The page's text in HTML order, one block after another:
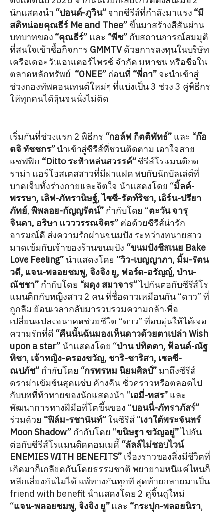
นักแสดงนำ “ปอนด์-ภูวิน” จากซีรีส์ที่กำลังมาแรง “มี
สติหน่อยคุณธีร์ Me and Thee” ขึ้นมาสร้างสีสันผ่าน
บทบาทของ “คุณธีร์” และ “พีช” กับสถานการณ์สมมุติ
ที่สนใจเข้าซื้อกิจการ GMMTVด้วยการลงทุนในบริษัท
เครือเดอะวันเอนเตอร์ไพรซ์ จำกัด มหาชน หรือชื่อใน
ตลาดหลักทรัพย์ “ONEE” ก่อนที่ “พี่ถา” จะนำเข้าสู่
ช่วงกองทัพคอนเทนต์ใหม่ๆ ที่แบ่งเป็น 3 ช่วง 3 คู่พิธีกร
ให้ทุกคนได้ลุ้นจนนั่งไม่ติด
เริ่มกันที่ช่วงแรก 2 พิธีกร “กอล์ฟ กิตติพัทธ์” และ “ก๊อ
ตจิ ทัชชกร” นำเข้าสู่ซีรีส์ที่ชวนติดตาม เอาใจสาย
แซฟฟิก “Ditto ระฟ้าหล่นสวรรค์”ซีรีส์โรแมนติกด
ราม่า แอร์โฮสเตสสาวที่มีฝาแฝด พบกับนักบัลเล่ต์ที่
บาดเจ็บทั้งร่างกายและจิตใจ นำแสดงโดย “มิ้ลค์-
พรรษา, เลิฟ-ภัทรานิษฐ์, ไซซี-รัตท์ริชา, เอิร์น-ปรียา
ภัทย์, พิพลอย-กัญญรัตน์” กำกับโดย “ตะวัน จารุ
จินดา, อริษา แวววรรณจิตร” ต่อด้วยซีรีส์น่ารัก
อารมณ์ดี ส่งความรักผ่านขนมปัง ระหว่างทนายสาว
มาดเข้มกับเจ้าของร้านขนมปัง “ขนมปังชีสเนย Bake
Love Feeling” นำแสดงโดย “วิว-เบญญาภา, มิ้ม-รัตน
วดี, แจน-พลอยชมพู, จิงจิง ยู, ฟอร์ด-อรัญญ์, ป่าน-
ณัชชา” กำกับโดย “ผดุง สมาจาร”ไปกันต่อกับซีรีส์โร
แมนติกกับหญิงสาว 2 คน ที่ชื่อดาวเหมือนกัน “ดาว” ที่
ถูกลืม ย้อนเวลากลับมารวบรวมความกล้าเพื่อ
เปลี่ยนแปลงอนาคตช่วยชีวิต “ดาว” ที่อบอุ่นให้ได้เจอ
ความรักที่ดี “คืนนั้นฉันมองเห็นดาวด้วยตาเปล่า Wish
upon a star” นำแสดงโดย “ป่าน ปทิตตา, ฟ้อนด์-ณัฐ
ทิชา, เจ้าหญิง-ครองขวัญ, ชาริ-ชาริสา, เชลซี-
ณปภัช” กำกับโดย “กรพรหม นิยมศิลป์” มาถึงซีรีส์
ดราม่าเข้มข้นสุดแซ่บ ค้างคืน ชั่วคราวหรือตลอดไป
กับบทที่ท้าทายของนักแสดงนำ “เอมี่-ทสร” และ
พัฒนาการทางฝีมือที่โตขึ้นของ “บอนนี่-ภัทราภัสร์”
ร่วมด้วย “ฟิล์ม-รชานันท์”ในซีรีส์ “เงาใต้พระจันทร์
Moon Shadow” กำกับโดย “ขนิษฐา ขวัญอยู่”ไปกัน
ต่อกับซีรีส์โรแมนติดคอมเมดี้ “ลัลล์ไม่ชอบไวน์
ENEMIES WITH BENEFITS” เรื่องราวของสิ่งมีชีวิตที่
เกิดมาก็เกลียดกันโดยธรรมชาติ พยายามหนีแค่ไหนก็
หลีกเลี่ยงกันไม่ได้ แพ้ทางกันทุกที สุดท้ายกลายมาเป็น
friend with benefit นำแสดงโดย 2 คู่จิ้นคู่ใหม่
“แจน-พลอยชมพู, จิงจิง ยู” และ “กระปุก-พลอยนิรา,